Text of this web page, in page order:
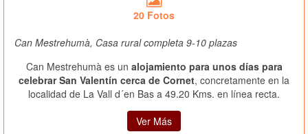
20 Fotos
Can Mestrehumà, Casa rural completa 9-10 plazas
Can Mestrehumà es un alojamiento para unos días para
celebrar San Valentín cerca de Cornet, concretamente en la
localidad de La Vall d´en Bas a 49.20 Kms. en línea recta.
Ver Más